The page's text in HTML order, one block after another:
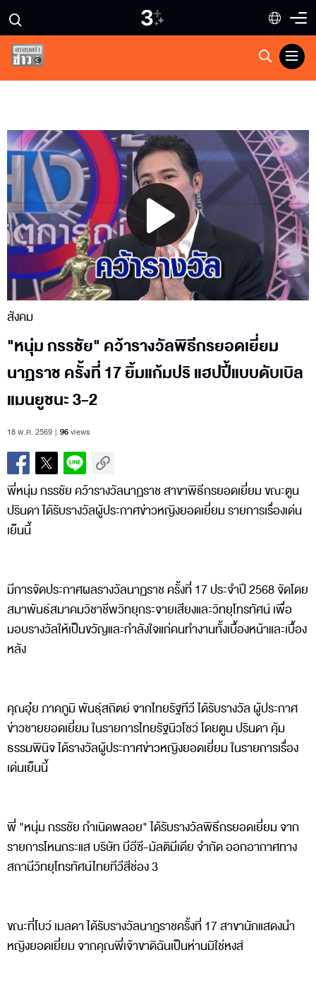
Play
Video
สังคม
"หนุ่ม กรรชัย" คว้ารางวัลพิธีกรยอดเยี่ยม
นาฏราช ครั้งที่ 17 ยิ้มแก้มปริ แฮปปี้แบบดับเบิล
แมนยูชนะ 3-2
18 พ.ค. 2569 96views
พี่หนุ่ม กรรชัย คว้ารางวัลนาฏราช สาขาพิธีกรยอดเยี่ยม ขณะตูน
ปรินดา ได้รับรางวัลผู้ประกาศข่าวหญิงยอดเยี่ยม รายการเรื่องเด่น
เย็นนี้
มีการจัดประกาศผลรางวัลนาฏราช ครั้งที่ 17 ประจำปี 2568 จัดโดย
สมาพันธ์สมาคมวิชาชีพวิทยุกระจายเสียงและวิทยุโทรทัศน์ เพื่อ
มอบรางวัลให้เป็นขวัญและกำลังใจแก่คนทำงานทั้งเบื้องหน้าและเบื้อง
หลัง
คุณอุ๋ย ภาคภูมิ พันธุ์สถิตย์ จากไทยรัฐทีวี ได้รับรางวัล ผู้ประกาศ
ข่าวชายยอดเยี่ยม ในรายการไทยรัฐนิวโชว์ โดยตูน ปรินดา คุ้ม
ธรรมพินิจ ได้รางวัลผู้ประกาศข่าวหญิงยอดเยี่ยม ในรายการเรื่อง
เด่นเย็นนี้
พี่ "หนุ่ม กรรชัย กำเนิดพลอย" ได้รับรางวัลพิธีกรยอดเยี่ยม จาก
รายการโหนกระแส บริษัท บีอีซี-มัลติมีเดีย จำกัด ออกอากาศทาง
สถานีวิทยุโทรทัศน์ไทยทีวีสีช่อง 3
ขณะที่โบว์ เมลดา ได้รับรางวัลนาฎราชครั้งที่ 17 สาขานักแสดงนำ
หญิงยอดเยี่ยม จากคุณพี่เจ้าขาดิฉันเป็นห่านมิใช่หงส์